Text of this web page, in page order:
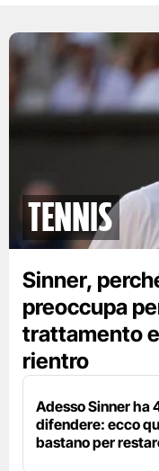
tennis
Sinner,
preoccupa
trattamento
rientro
Adesso Sinner ha
difendere: ecco
bastano per